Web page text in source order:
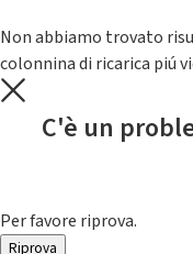
Non abbiamo trovato
colonnina di ricarica piú
C'è un
Per favore riprova.
Riprova